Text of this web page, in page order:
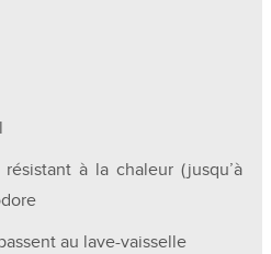
à la chaleur (jusqu’à
au lave-vaisselle